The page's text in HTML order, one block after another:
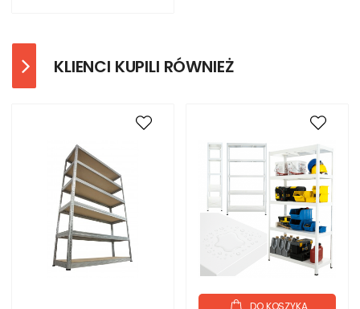
KLIENCI KUPILI RÓWNIEŻ
DO KOSZYKA